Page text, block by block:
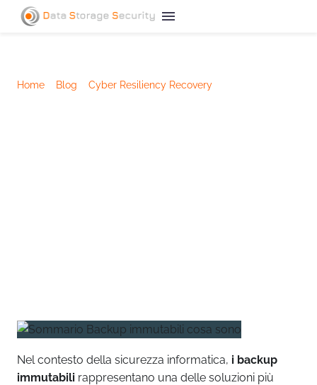
Home Blog Cyber Resiliency Recovery
Nel contesto della sicurezza informatica, i backup
immutabili rappresentano una delle soluzioni più